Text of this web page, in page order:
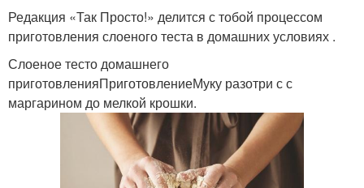
Редакция «Так Просто!» делится с тобой процессом
приготовления слоеного теста в домашних условиях .
Слоеное тесто домашнего
приготовленияПриготовлениеМуку разотри с с
маргарином до мелкой крошки.